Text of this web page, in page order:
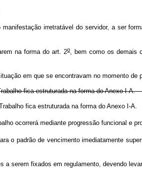
irretratável do servidor, a ser
na forma do art. 2o
, bem como os demais
em que se encontravam no momento de
Trabalho fica estruturada na forma do Anexo
fica estruturada na forma do Anexo I-A.
ocorrerá mediante progressão
o padrão de vencimento imediatamente
serem fixados em regulamento, devendo